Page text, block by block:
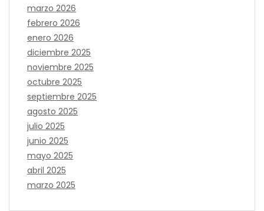
marzo 2026
febrero 2026
enero 2026
diciembre 2025
noviembre 2025
octubre 2025
septiembre 2025
agosto 2025
julio 2025
junio 2025
mayo 2025
abril 2025
marzo 2025